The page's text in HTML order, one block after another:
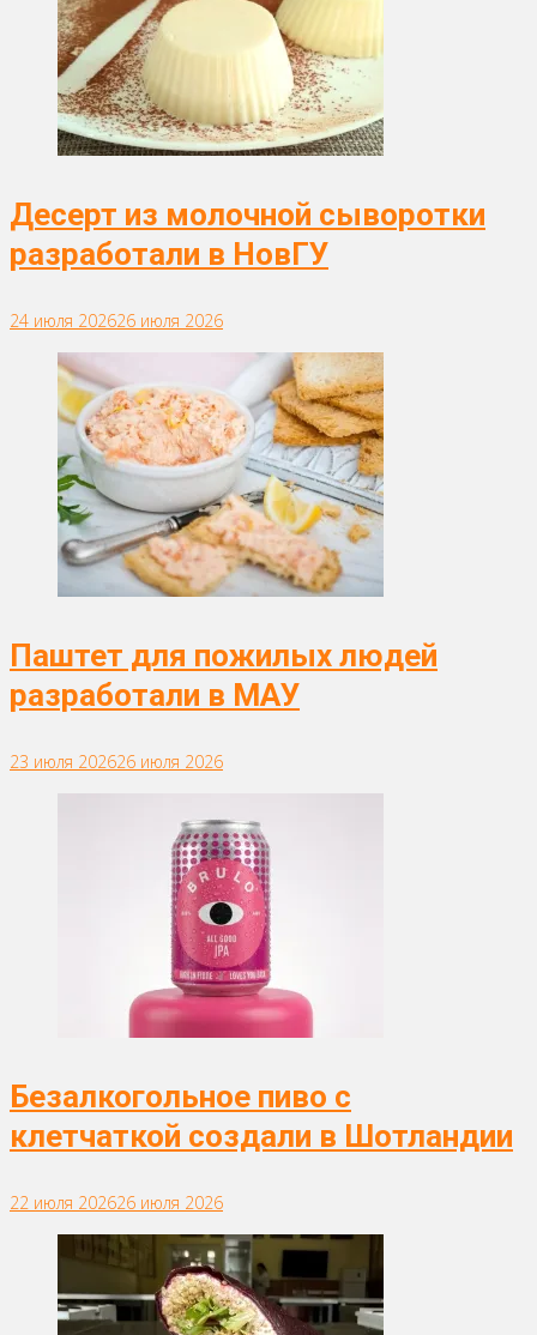
Десерт из молочной сыворотки
разработали в НовГУ
24 июля 202626 июля 2026
Паштет для пожилых людей
разработали в МАУ
23 июля 202626 июля 2026
Безалкогольное пиво с
клетчаткой создали в Шотландии
22 июля 202626 июля 2026